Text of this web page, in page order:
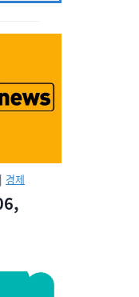
| 경제